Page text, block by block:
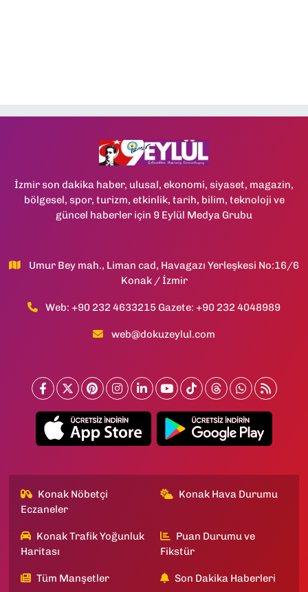
İzmir son dakika haber, ulusal, ekonomi, siyaset, magazin,
bölgesel, spor, turizm, etkinlik, tarih, bilim, teknoloji ve
güncel haberler için 9 Eylül Medya Grubu
Umur Bey mah., Liman cad, Havagazı Yerleşkesi No:16/6
Konak / İzmir
Web: +90 232 4633215 Gazete: +90 232 4048989
web@dokuzeylul.com
Konak Nöbetçi
Eczaneler
Konak Hava Durumu
Konak Trafik Yoğunluk
Haritası
Puan Durumu ve
Fikstür
Tüm Manşetler Son Dakika Haberleri